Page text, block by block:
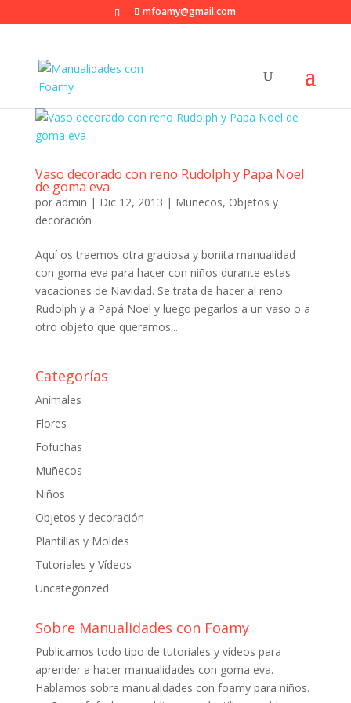
mfoamy@gmail.com
Vaso decorado con reno Rudolph y Papa Noel
de goma eva
por admin | Dic 12, 2013 | Muñecos, Objetos y
decoración
Aquí os traemos otra graciosa y bonita manualidad
con goma eva para hacer con niños durante estas
vacaciones de Navidad. Se trata de hacer al reno
Rudolph y a Papá Noel y luego pegarlos a un vaso o a
otro objeto que queramos...
Categorías
Animales
Flores
Fofuchas
Muñecos
Niños
Objetos y decoración
Plantillas y Moldes
Tutoriales y Vídeos
Uncategorized
Sobre Manualidades con Foamy
Publicamos todo tipo de tutoriales y vídeos para
aprender a hacer manualidades con goma eva.
Hablamos sobre manualidades con foamy para niños.